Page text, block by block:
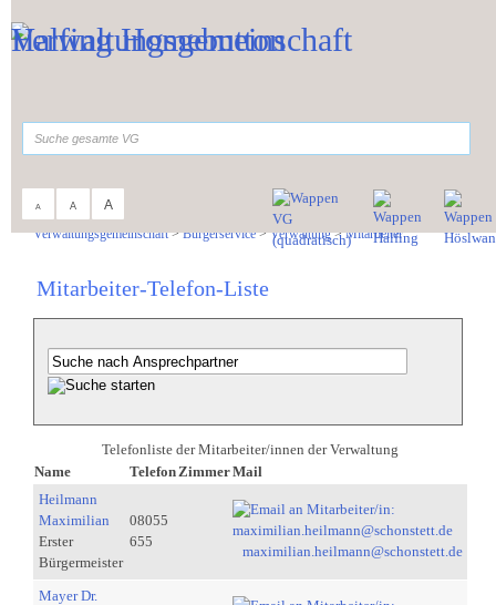
A A A
Verwaltungsgemeinschaft>Bürgerservice>Verwaltung>Mitarbeiter
Mitarbeiter-Telefon-Liste
Telefonliste der Mitarbeiter/innen der Verwaltung
Name
Telefon ZimmerMail
Heilmann
Maximilian
Erster
Bürgermeister
08055
655
maximilian.heilmann@schonstett.de
Mayer Dr.